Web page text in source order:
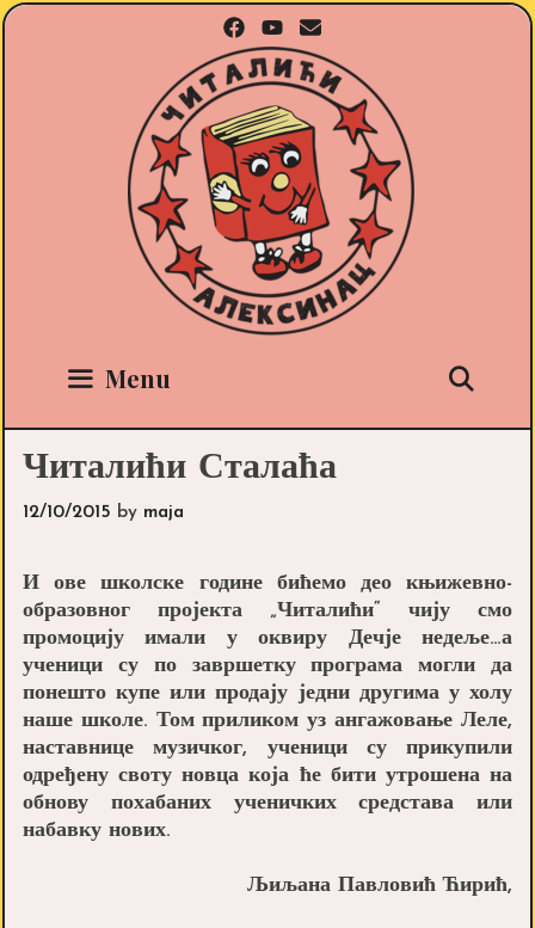
Skip
Menu
Читалићи Сталаћа
12/10/2015 by maja
И ове школске године бићемо део књижевно-
образовног пројекта „Читалићи“ чију смо
промоцију имали у оквиру Дечје недеље…а
ученици су по завршетку програма могли да
понешто купе или продају једни другима у холу
наше школе. Том приликом уз ангажовање Леле,
наставнице музичког, ученици су прикупили
одређену своту новца која ће бити утрошена на
обнову похабаних ученичких средстава или
набавку нових.
Љиљана Павловић Ћирић,